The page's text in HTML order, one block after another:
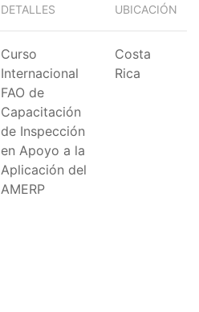
DETALLES UBICACIÓN
Curso
Internacional
FAO de
Capacitación
de Inspección
en Apoyo a la
Aplicación del
AMERP
Costa
Rica